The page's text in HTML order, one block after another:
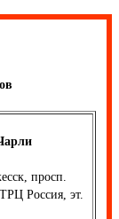
просп.
Россия, эт.